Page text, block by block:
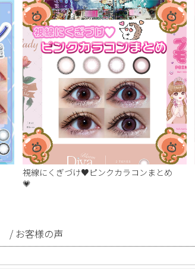
視線にくぎづけ♥ピンクカラコンまとめ
💗
/ お客様の声